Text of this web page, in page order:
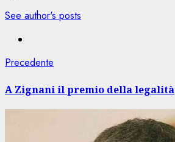
See author's posts
Navigazione
articolo
Precedente
A Zignani il premio della legalità